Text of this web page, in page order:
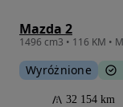
Mazda 2
Wyróżnione
32 154 km